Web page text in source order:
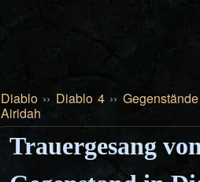
Diablo ›› Diablo 4 ›› Gegenstände
Airidah
Trauergesang